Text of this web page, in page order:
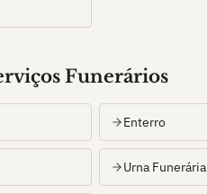
Funerários
Enterro
Urna Funerária